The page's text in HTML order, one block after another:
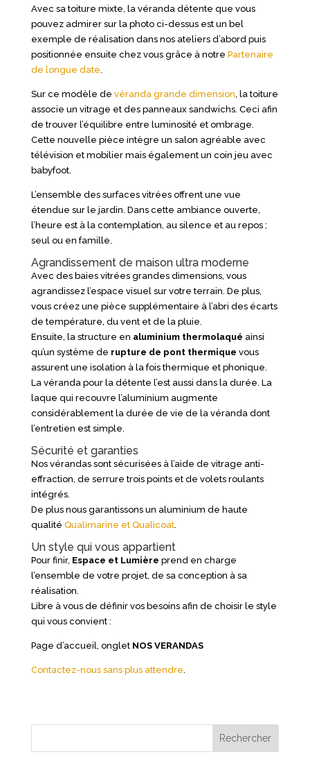
Avec sa toiture mixte, la véranda détente que vous
pouvez admirer sur la photo ci-dessus est un bel
exemple de réalisation dans nos ateliers d’abord puis
positionnée ensuite chez vous grâce à notre Partenaire
de longue date
Sur ce modèle de véranda grande dimension , la toiture
associe un vitrage et des panneaux sandwichs. Ceci afin
de trouver l’équilibre entre luminosité et ombrage.
Cette nouvelle pièce intègre un salon agréable avec
télévision et mobilier mais également un coin jeu avec
babyfoot.
L’ensemble des surfaces vitrées offrent une vue
étendue sur le jardin. Dans cette ambiance ouverte,
l’heure est à la contemplation, au silence et au repos ;
seul ou en famille.
Agrandissement de maison ultra moderne
Avec des baies vitrées grandes dimensions, vous
agrandissez l’espace visuel sur votre terrain. De plus,
vous créez une pièce supplémentaire à l’abri des écarts
de température, du vent et de la pluie.
Ensuite, la structure en aluminium thermolaqué ainsi
qu’un système de rupture de pont thermique vous
assurent une isolation à la fois thermique et phonique.
La véranda pour la détente l’est aussi dans la durée. La
laque qui recouvre l’aluminium augmente
considérablement la durée de vie de la véranda dont
l’entretien est simple.
Sécurité et garanties
Nos vérandas sont sécurisées à l’aide de vitrage anti-
effraction, de serrure trois points et de volets roulants
intégrés.
De plus nous garantissons un aluminium de haute
qualité Qualimarine et Qualicoat.
Un style qui vous appartient
Pour finir, Espace et Lumière prend en charge
l’ensemble de votre projet, de sa conception à sa
réalisation.
Libre à vous de définir vos besoins afin de choisir le style
qui vous convient :
Page d’accueil, onglet NOS VERANDAS
Contactez-nous sans plus attendre